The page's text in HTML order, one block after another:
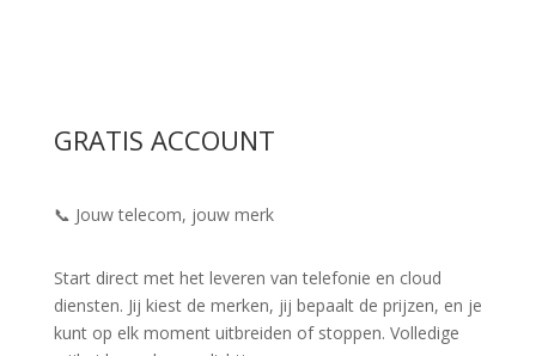
GRATIS ACCOUNT
📞 Jouw telecom, jouw merk
Start direct met het leveren van telefonie en cloud
diensten. Jij kiest de merken, jij bepaalt de prijzen, en je
kunt op elk moment uitbreiden of stoppen. Volledige